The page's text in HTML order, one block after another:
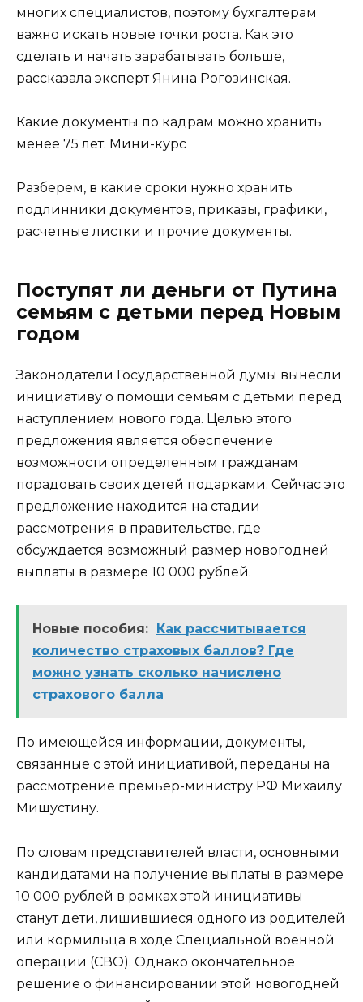
многих специалистов, поэтому бухгалтерам
важно искать новые точки роста. Как это
сделать и начать зарабатывать больше,
рассказала эксперт Янина Рогозинская.
Какие документы по кадрам можно хранить
менее 75 лет. Мини-курс
Разберем, в какие сроки нужно хранить
подлинники документов, приказы, графики,
расчетные листки и прочие документы.
Поступят ли деньги от Путина
семьям с детьми перед Новым
годом
Законодатели Государственной думы вынесли
инициативу о помощи семьям с детьми перед
наступлением нового года. Целью этого
предложения является обеспечение
возможности определенным гражданам
порадовать своих детей подарками. Сейчас это
предложение находится на стадии
рассмотрения в правительстве, где
обсуждается возможный размер новогодней
выплаты в размере 10 000 рублей.
Новые пособия:
Как рассчитывается
количество страховых баллов? Где
можно узнать сколько начислено
страхового балла
По имеющейся информации, документы,
связанные с этой инициативой, переданы на
рассмотрение премьер-министру РФ Михаилу
Мишустину.
По словам представителей власти, основными
кандидатами на получение выплаты в размере
10 000 рублей в рамках этой инициативы
станут дети, лишившиеся одного из родителей
или кормильца в ходе Специальной военной
операции (СВО). Однако окончательное
решение о финансировании этой новогодней